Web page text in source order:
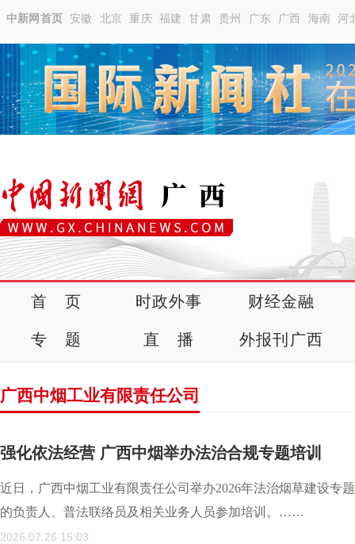
中新网首页 安徽 北京 重庆 福建 甘肃 贵州 广东 广西 海南 河
首 页 时政外事 财经金融
专 题 直 播 外报刊广西
广西中烟工业有限责任公司
强化依法经营 广西中烟举办法治合规专题培训
近日，广西中烟工业有限责任公司举办2026年法治烟草建设专
的负责人、普法联络员及相关业务人员参加培训。……
2026.07.26 15:03